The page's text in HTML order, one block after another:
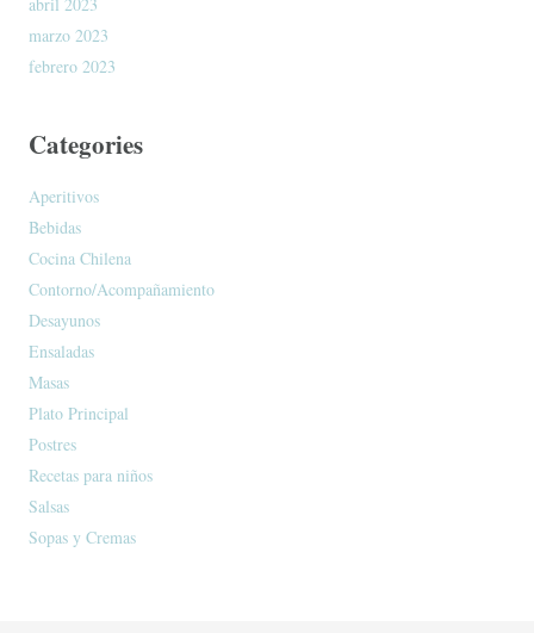
marzo 2023
febrero 2023
Categories
Aperitivos
Bebidas
Cocina Chilena
Contorno/Acompañamiento
Desayunos
Ensaladas
Masas
Plato Principal
Postres
Recetas para niños
Salsas
Sopas y Cremas